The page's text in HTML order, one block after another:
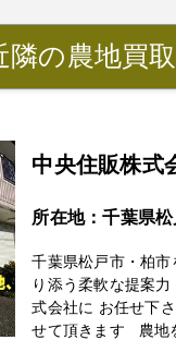
の農地買
中央住販株式
所在地：千葉県
千葉県松戸市・柏
り添う柔軟な提案
式会社に お任せ下
せて頂きます 農地